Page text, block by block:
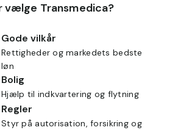
vælge Transmedica?
Gode vilkår
Rettigheder og markedets bedste
løn
Bolig
Hjælp til indkvartering og flytning
Regler
Styr på autorisation, forsikring og